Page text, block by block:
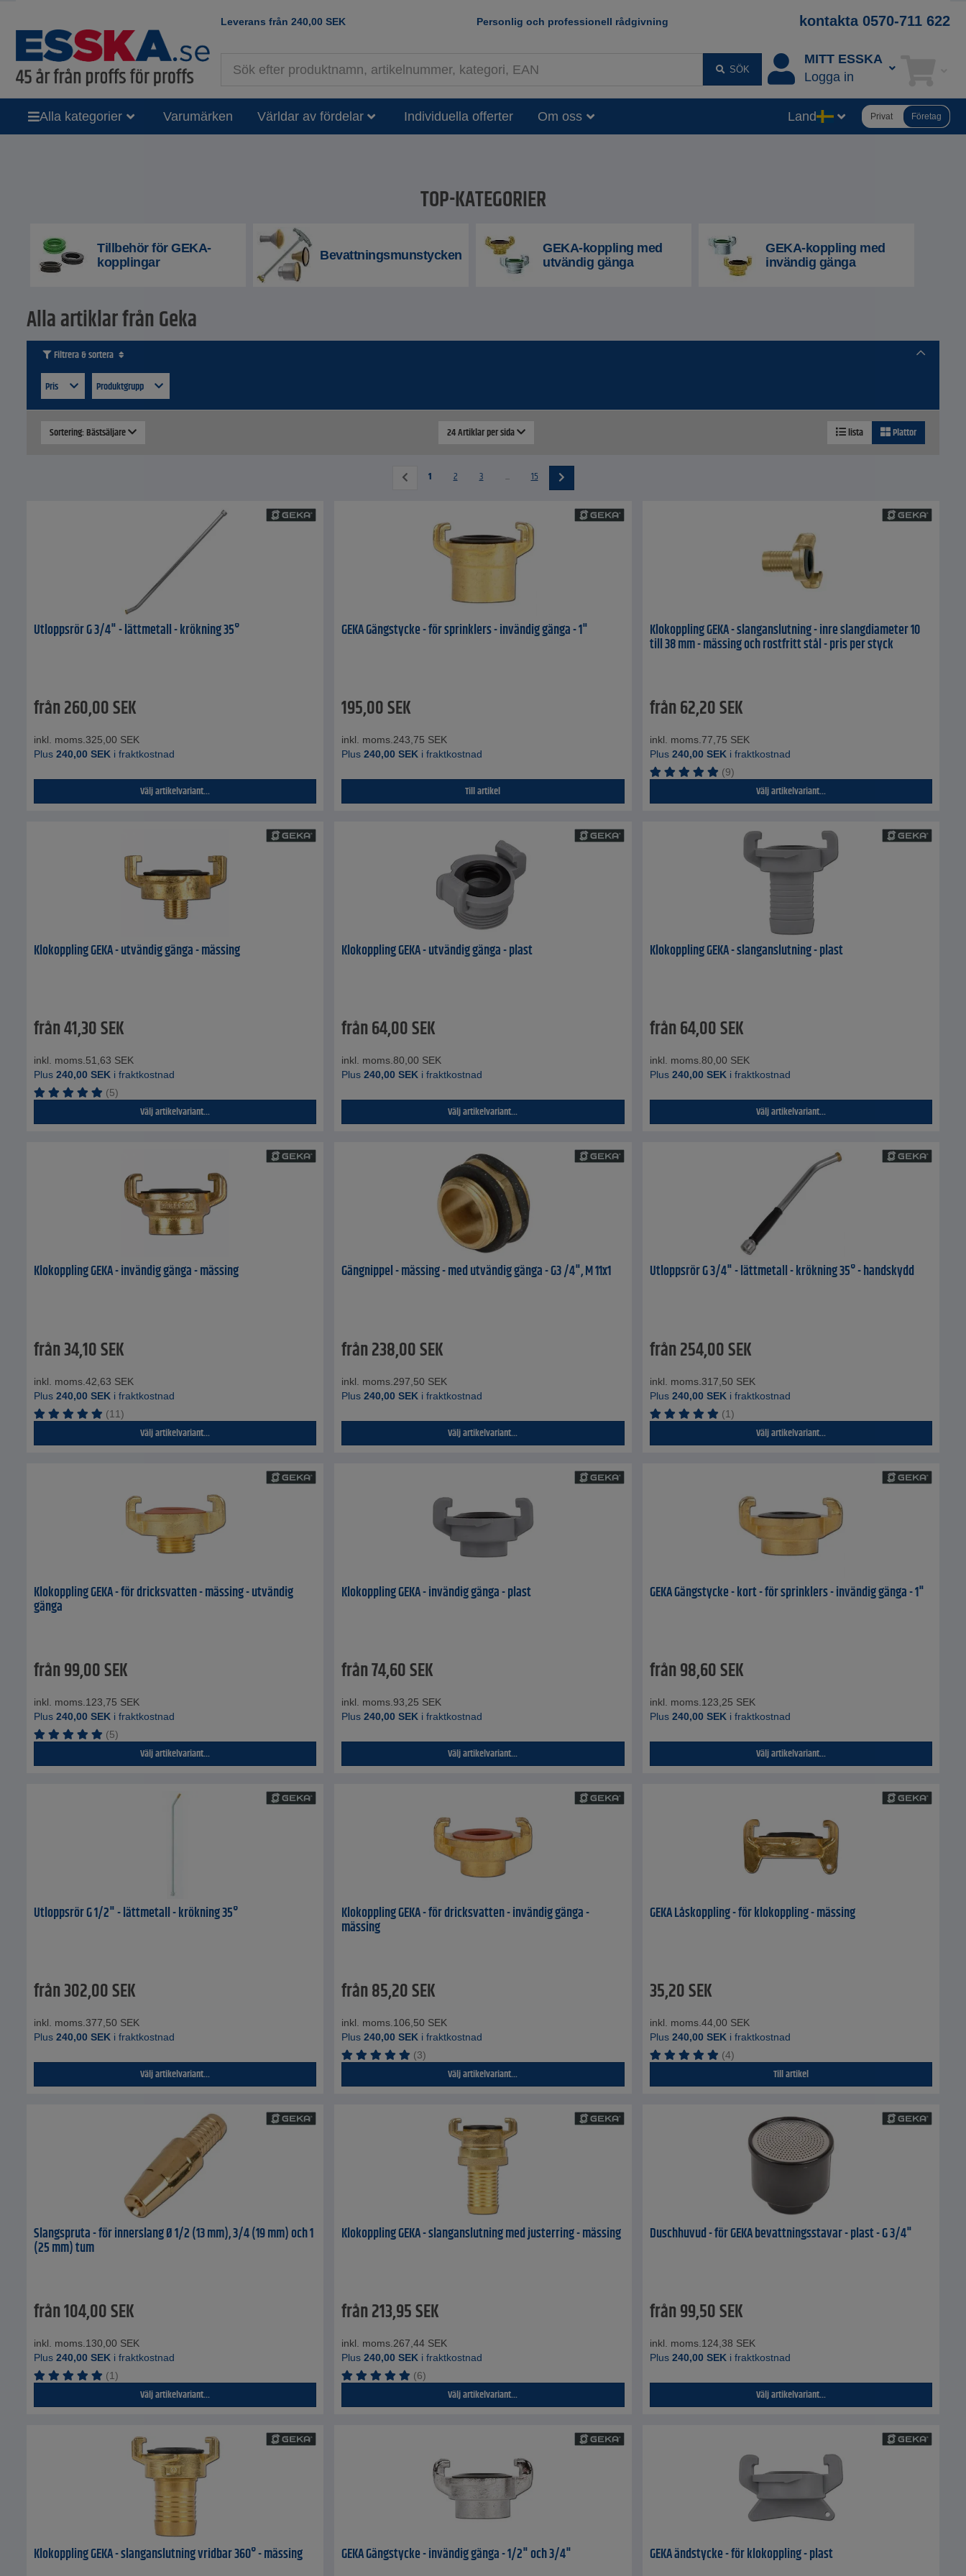
Leverans från 240,00 SEK Personlig och professionell rådgivning kontakta 0570-711 622
SÖK
MITT ESSKA
Logga in
Alla kategorier Varumärken Världar av fördelar Individuella offerter Om oss Land Privat Företag
TOP-KATEGORIER
Tillbehör för GEKA-
kopplingar
Bevattningsmunstycken
GEKA-koppling med
utvändig gänga
GEKA-koppling med
invändig gänga
Alla artiklar från Geka
Filtrera & sortera
Pris
Produktgrupp
Sortering: Bästsäljare 24 Artiklar per sida lista Plattor
1 2 3 ... 15
Utloppsrör G 3/4" - lättmetall - krökning 35°
från260,00SEK
inkl. moms.325,00 SEK
Plus 240,00 SEK i fraktkostnad
Välj artikelvariant...
GEKA Gängstycke - för sprinklers - invändig gänga - 1"
195,00SEK
inkl. moms.243,75 SEK
Plus240,00 SEK i fraktkostnad
Till artikel
Klokoppling GEKA - slanganslutning - inre slangdiameter 10
till 38 mm - mässing och rostfritt stål - pris per styck
från62,20SEK
inkl. moms.77,75 SEK
Plus 240,00 SEKi fraktkostnad
(9)
Välj artikelvariant...
Klokoppling GEKA - utvändig gänga - mässing
från41,30SEK
inkl. moms.51,63 SEK
Plus 240,00 SEK i fraktkostnad
(5)
Välj artikelvariant...
Klokoppling GEKA - utvändig gänga - plast
från64,00SEK
inkl. moms.80,00 SEK
Plus240,00 SEK i fraktkostnad
Välj artikelvariant...
Klokoppling GEKA - slanganslutning - plast
från64,00SEK
inkl. moms.80,00 SEK
Plus 240,00 SEKi fraktkostnad
Välj artikelvariant...
Klokoppling GEKA - invändig gänga - mässing
från34,10SEK
inkl. moms. 42,63 SEK
Plus 240,00 SEK i fraktkostnad
(11)
Välj artikelvariant...
Gängnippel - mässing - med utvändig gänga - G3 /4", M 11x1
från238,00SEK
inkl. moms. 297,50 SEK
Plus240,00 SEK i fraktkostnad
Välj artikelvariant...
Utloppsrör G 3/4" - lättmetall - krökning 35° - handskydd
från254,00SEK
inkl. moms. 317,50 SEK
Plus 240,00 SEKi fraktkostnad
(1)
Välj artikelvariant...
Klokoppling GEKA - för dricksvatten - mässing - utvändig
gänga
från99,00SEK
inkl. moms. 123,75 SEK
Plus 240,00 SEK i fraktkostnad
(5)
Välj artikelvariant...
Klokoppling GEKA - invändig gänga - plast
från74,60SEK
inkl. moms.93,25 SEK
Plus240,00 SEK i fraktkostnad
Välj artikelvariant...
GEKA Gängstycke - kort - för sprinklers - invändig gänga - 1"
från98,60SEK
inkl. moms. 123,25 SEK
Plus 240,00 SEKi fraktkostnad
Välj artikelvariant...
Utloppsrör G 1/2" - lättmetall - krökning 35°
från302,00SEK
inkl. moms. 377,50 SEK
Plus 240,00 SEK i fraktkostnad
Välj artikelvariant...
Klokoppling GEKA - för dricksvatten - invändig gänga -
mässing
från85,20SEK
inkl. moms. 106,50 SEK
Plus240,00 SEK i fraktkostnad
(3)
Välj artikelvariant...
GEKA Låskoppling - för klokoppling - mässing
35,20SEK
inkl. moms. 44,00 SEK
Plus 240,00 SEKi fraktkostnad
(4)
Till artikel
Slangspruta - för innerslang Ø 1/2 (13 mm), 3/4 (19 mm) och 1
(25 mm) tum
från104,00SEK
inkl. moms. 130,00 SEK
Plus 240,00 SEK i fraktkostnad
(1)
Välj artikelvariant...
Klokoppling GEKA - slanganslutning med justerring - mässing
från213,95SEK
inkl. moms. 267,44 SEK
Plus240,00 SEK i fraktkostnad
(6)
Välj artikelvariant...
Duschhuvud - för GEKA bevattningsstavar - plast - G 3/4"
från99,50SEK
inkl. moms. 124,38 SEK
Plus 240,00 SEKi fraktkostnad
Välj artikelvariant...
Klokoppling GEKA - slanganslutning vridbar 360° - mässing GEKA Gängstycke - invändig gänga - 1/2" och 3/4" GEKA ändstycke - för klokoppling - plast